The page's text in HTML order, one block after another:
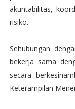
akuntabilitas,
risiko.
Sehubungan
bekerja sama
secara
Keterampilan